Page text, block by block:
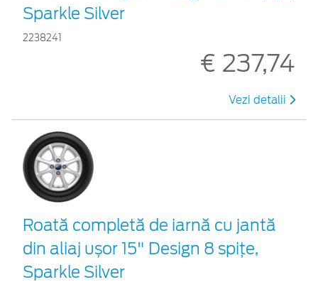
Sparkle Silver
2238241
€ 237,74
Vezi detalii
Roată completă de iarnă cu jantă
din aliaj ușor 15" Design 8 spițe,
Sparkle Silver